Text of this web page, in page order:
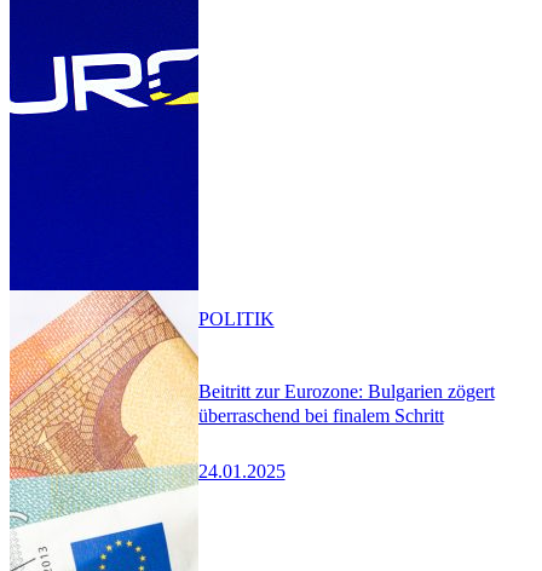
Beitritt zur Eurozone: Bulgarien zögert
überraschend bei finalem Schritt
24.01.2025
POLITIK